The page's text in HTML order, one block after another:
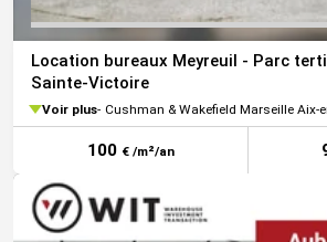
Location bureaux Meyreuil - Parc
Sainte-Victoire
Voir plus Cushman & Wakefield Marseille Aix-
100 € /m²/an